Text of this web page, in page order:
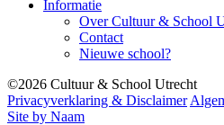
Informatie
Over Cultuur & School
Contact
Nieuwe school?
©2026 Cultuur & School Utrecht
Privacyverklaring & Disclaimer
Site by Naam